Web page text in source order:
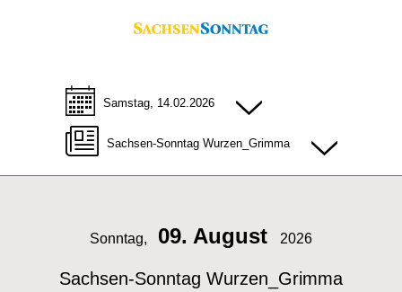
Samstag, 14.02.2026
Sachsen-Sonntag Wurzen_Grimma
Sonntag, 09. August 2026
Sachsen-Sonntag Wurzen_Grimma